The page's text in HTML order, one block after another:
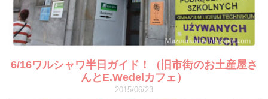
6/16ワルシャワ半日ガイド！（旧市街のお土産屋さ
んとE.Wedelカフェ）
2015/06/23